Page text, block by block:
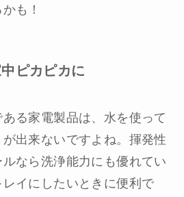
も！
ピカピカに
る家電製品は、水を使って
出来ないですよね。揮発性
なら洗浄能力にも優れてい
イにしたいときに便利で